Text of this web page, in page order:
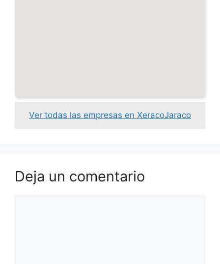
Ver todas las empresas en XeracoJaraco
Deja un comentario